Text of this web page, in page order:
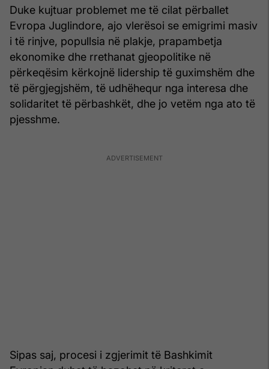
Duke kujtuar problemet me të cilat përballet
Evropa Juglindore, ajo vlerësoi se emigrimi masiv
i të rinjve, popullsia në plakje, prapambetja
ekonomike dhe rrethanat gjeopolitike në
përkeqësim kërkojnë lidership të guximshëm dhe
të përgjegjshëm, të udhëhequr nga interesa dhe
solidaritet të përbashkët, dhe jo vetëm nga ato të
pjesshme.
Sipas saj, procesi i zgjerimit të Bashkimit